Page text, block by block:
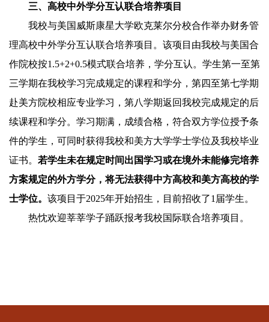
三、高校中外学分互认联合培养项目
我校与美国威斯康星大学欧克莱尔分校合作举办财务管
理高校中外学分互认联合培养项目。该项目由我校与美国合
作院校按1.5+2+0.5模式联合培养，学分互认。学生第一至第
三学期在我校学习完成规定的课程和学分，第四至第七学期
赴美方院校相应专业学习，第八学期返回我校完成规定的后
续课程和学分。学习期满，成绩合格，符合双方学位授予条
件的学生，可同时获得我校和美方大学学士学位及我校毕业
证书。 若学生未在规定时间出国学习或在境外未能修完培养
方案规定的外方学分，将无法获得中方高校和美方高校的学
士学位。 该项目于2025年开始招生，目前招收了1 届学生。
热忱欢迎莘莘学子踊跃报考我校国际联合培养项目。